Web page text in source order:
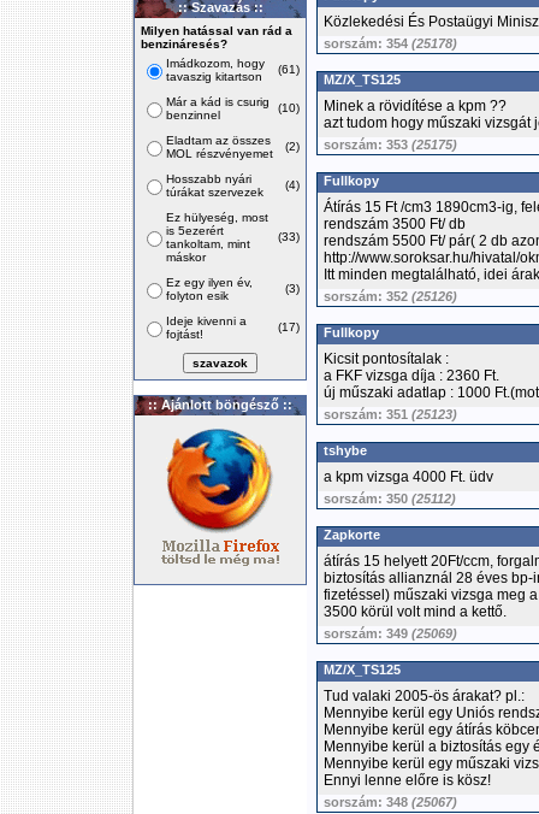
:: Szavazás ::
Milyen hatással van rád a
benzináresés?
Imádkozom, hogy
tavaszig kitartson
(61)
Már a kád is csurig
benzinnel
(10)
Eladtam az összes
MOL részvényemet
(2)
Hosszabb nyári
túrákat szervezek
(4)
Ez hülyeség, most
is 5ezerért
tankoltam, mint
máskor
(33)
Ez egy ilyen év,
folyton esik
(3)
Ideje kivenni a
fojtást!
(17)
:: Ajánlott böngésző ::
Közlekedési És Postaügyi
sorszám: 354 (25178)
MZ/X_TS125
Minek a rövidítése a kpm ??
azt tudom hogy műszaki vizsgát
sorszám: 353 (25175)
Fullkopy
Átírás 15 Ft /cm3 1890cm3-ig,
rendszám 3500 Ft/ db
rendszám 5500 Ft/ pár( 2 db
http://www.soroksar.hu/hivatal/
Itt minden megtalálható, idei
sorszám: 352 (25126)
Fullkopy
Kicsit pontosítalak :
a FKF vizsga díja : 2360 Ft.
új műszaki adatlap : 1000
sorszám: 351 (25123)
tshybe
a kpm vizsga 4000 Ft. üdv
sorszám: 350 (25112)
Zapkorte
átírás 15 helyett 20Ft/ccm,
biztosítás allianznál 28 éves
fizetéssel) műszaki vizsga meg
3500 körül volt mind a kettő.
sorszám: 349 (25069)
MZ/X_TS125
Tud valaki 2005-ös árakat? pl.:
Mennyibe kerül egy Uniós
Mennyibe kerül egy átírás
Mennyibe kerül a biztosítás egy
Mennyibe kerül egy műszaki
Ennyi lenne előre is kösz!
sorszám: 348 (25067)